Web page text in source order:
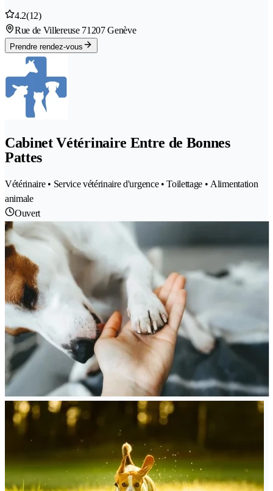
4.2(12)
Rue de Villereuse 71207 Genève
Prendre rendez-vous
Cabinet Vétérinaire Entre de Bonnes
Pattes
Vétérinaire • Service vétérinaire d'urgence • Toilettage • Alimentation
animale
Ouvert